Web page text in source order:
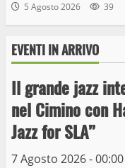
5 Agosto 2026 39
EVENTI IN ARRIVO
Il grande jazz
nel Cimino con
Jazz for SLA”
7 Agosto 2026 - 00:00
3
9